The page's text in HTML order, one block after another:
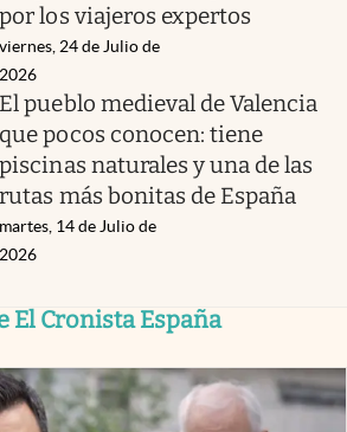
por los viajeros expertos
viernes, 24 de Julio de
2026
El pueblo medieval de Valencia
que pocos conocen: tiene
piscinas naturales y una de las
rutas más bonitas de España
martes, 14 de Julio de
2026
El Cronista España